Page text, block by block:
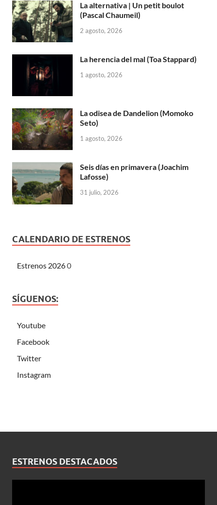
La alternativa | Un petit boulot
(Pascal Chaumeil)
2 agosto, 2026
La herencia del mal (Toa Stappard)
1 agosto, 2026
La odisea de Dandelion (Momoko
Seto)
1 agosto, 2026
Seis días en primavera (Joachim
Lafosse)
31 julio, 2026
CALENDARIO DE ESTRENOS
Estrenos 20260
SÍGUENOS:
Youtube
Facebook
Twitter
Instagram
ESTRENOS DESTACADOS